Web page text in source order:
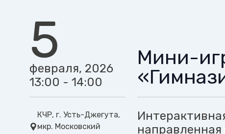
5
февраля, 2026
13:00 - 14:00
КЧР, г. Усть-Джегута,
мкр. Московский
Мини-